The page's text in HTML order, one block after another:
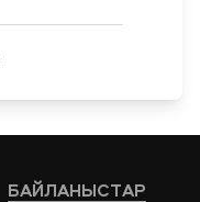
БАЙЛАНЫСТАР